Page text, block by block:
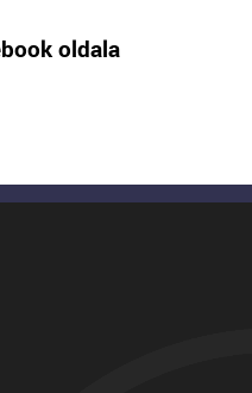
oldala